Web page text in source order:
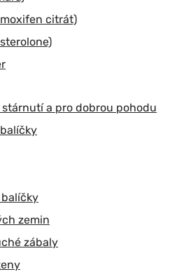
citrát)
a pro dobrou pohodu
zemin
zábaly